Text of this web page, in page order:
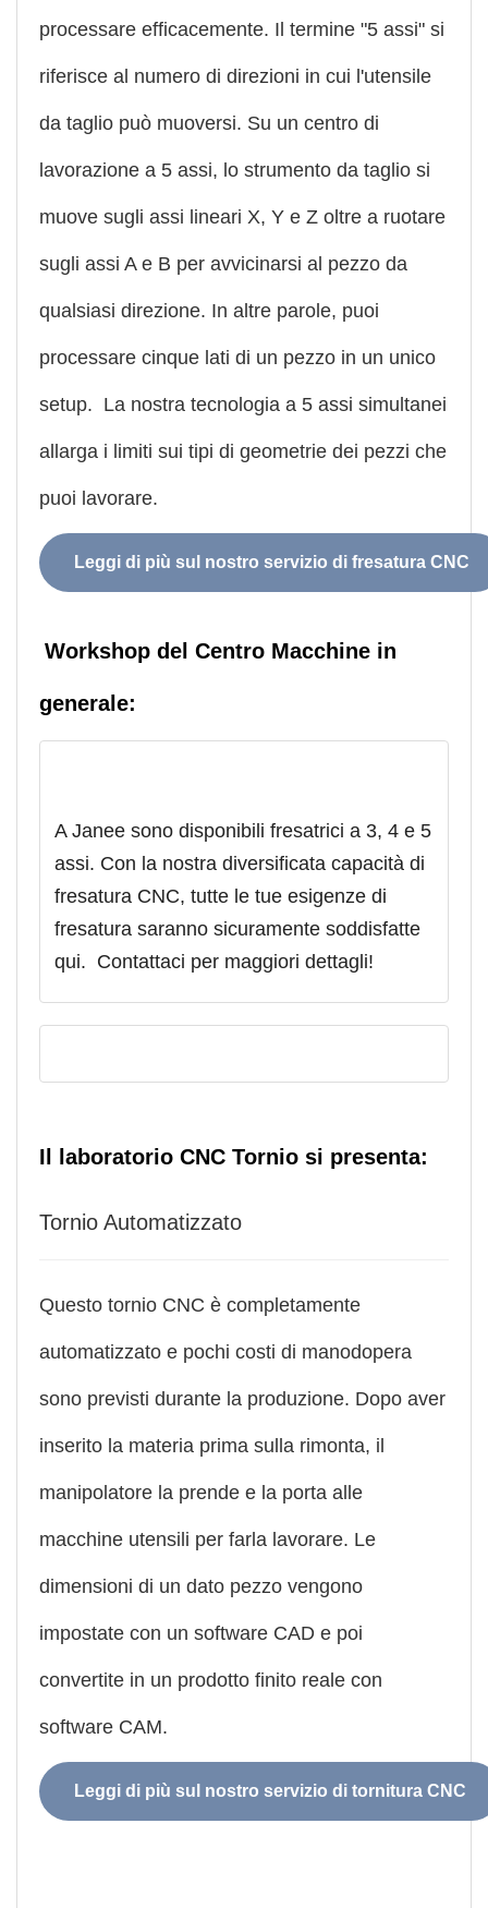
processare efficacemente. Il termine "5 assi" si
riferisce al numero di direzioni in cui l'utensile
da taglio può muoversi. Su un centro di
lavorazione a 5 assi, lo strumento da taglio si
muove sugli assi lineari X, Y e Z oltre a ruotare
sugli assi A e B per avvicinarsi al pezzo da
qualsiasi direzione. In altre parole, puoi
processare cinque lati di un pezzo in un unico
setup. La nostra tecnologia a 5 assi simultanei
allarga i limiti sui tipi di geometrie dei pezzi che
puoi lavorare.
Leggi di più sul nostro servizio di fresatura CNC
Workshop del Centro Macchine in
generale:
A Janee sono disponibili fresatrici a 3, 4 e 5
assi. Con la nostra diversificata capacità di
fresatura CNC, tutte le tue esigenze di
fresatura saranno sicuramente soddisfatte
qui. Contattaci per maggiori dettagli!
Il laboratorio CNC Tornio si presenta:
Tornio Automatizzato
Questo tornio CNC è completamente
automatizzato e pochi costi di manodopera
sono previsti durante la produzione. Dopo aver
inserito la materia prima sulla rimonta, il
manipolatore la prende e la porta alle
macchine utensili per farla lavorare. Le
dimensioni di un dato pezzo vengono
impostate con un software CAD e poi
convertite in un prodotto finito reale con
software CAM.
Leggi di più sul nostro servizio di tornitura CNC